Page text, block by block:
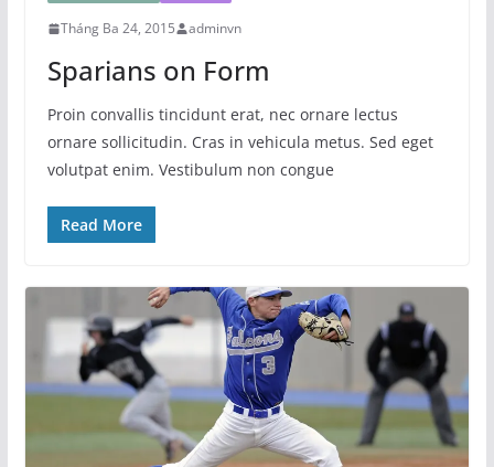
Tháng Ba 24, 2015 adminvn
Sparians on Form
Proin convallis tincidunt erat, nec ornare lectus
ornare sollicitudin. Cras in vehicula metus. Sed eget
volutpat enim. Vestibulum non congue
Read More